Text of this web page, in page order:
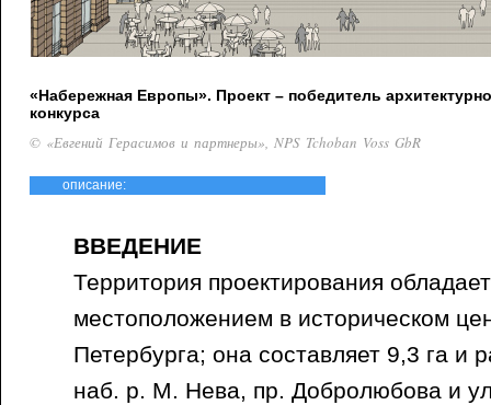
«Набережная Европы». Проект – победитель
конкурса
© «Евгений Герасимов и партнеры», NPS Tchoban Voss GbR
описание:
ВВЕДЕНИЕ
Территория проектирования
местоположением в историческом
Петербурга; она составляет 9,3 га и
наб. р. М. Нева, пр. Добролюбова и